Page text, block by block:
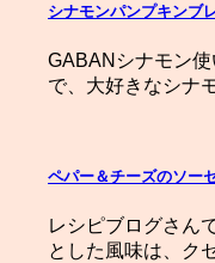
シナモンパンプキンブ
GABANシナモン
で、大好きなシナ
ペパー＆チーズのソー
レシピブログさん
とした風味は、ク